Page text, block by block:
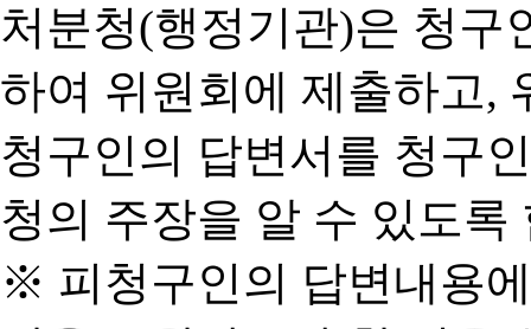
처분청(행정기관)은 청구
하여 위원회에 제출하고,
청구인의 답변서를 청구
청의 주장을 알 수 있도록
※ 피청구인의 답변내용